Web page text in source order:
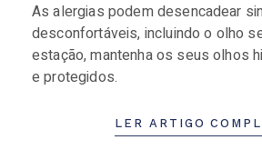
As alergias podem desencadear
desconfortáveis, incluindo o olho
estação, mantenha os seus olhos
e protegidos.
LER ARTIGO